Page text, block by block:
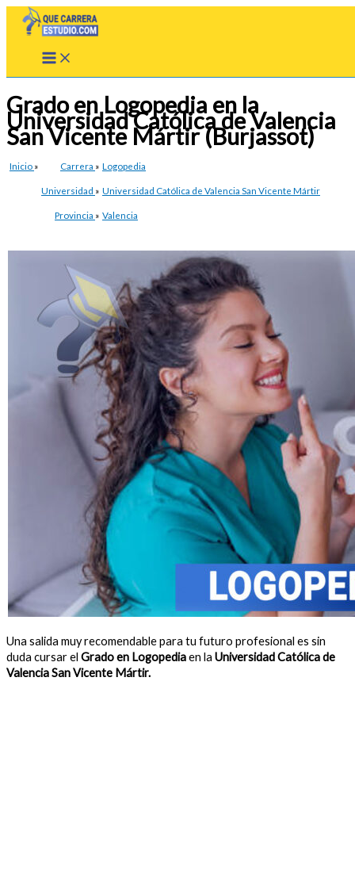
Grado en Logopedia en la
Universidad Católica de Valencia
San Vicente Mártir (Burjassot)
Inicio » Carrera » Logopedia
Universidad » Universidad Católica de Valencia San Vicente Mártir
Provincia » Valencia
Una salida muy recomendable para tu futuro profesional es sin
duda cursar el Grado en Logopediaen la Universidad Católica de
Valencia San Vicente Mártir.